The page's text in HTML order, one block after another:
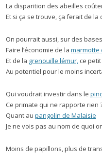
La disparition des abeilles
Et si ça se trouve, ça ferait de la
On pourrait aussi, sur des
Faire l’économie de la marmotte
Et de la grenouille lémur, ce
Au potentiel pour le moins
Qui voudrait investir dans le
Ce primate qui ne rapporte rien
Quant au pangolin de Malaisie
Je ne vois pas au nom de quoi
Moins de papillons, plus de